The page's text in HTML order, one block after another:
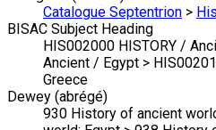
Catalogue Septentrion >
BISAC Subject Heading
HIS002000 HISTORY /
Ancient / Egypt >
Greece
Dewey (abrégé)
930 History of ancient